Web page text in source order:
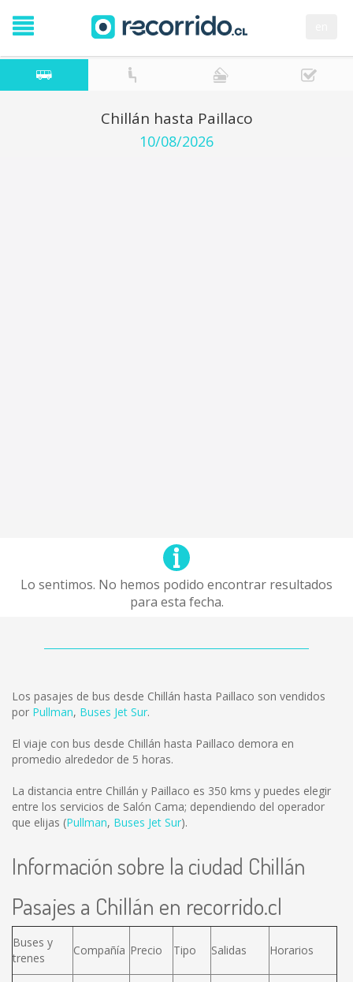
Chillán hasta Paillaco
10/08/2026
Lo sentimos. No hemos podido encontrar resultados
para esta fecha.
Los pasajes de bus desde Chillán hasta Paillaco son vendidos
por Pullman, Buses Jet Sur.
El viaje con bus desde Chillán hasta Paillaco demora en
promedio alrededor de 5 horas.
La distancia entre Chillán y Paillaco es 350 kms y puedes elegir
entre los servicios de Salón Cama; dependiendo del operador
que elijas (Pullman, Buses Jet Sur).
Información sobre la ciudad Chillán
Pasajes a Chillán en recorrido.cl
Buses y
trenes
Compañía Precio Tipo Salidas Horarios